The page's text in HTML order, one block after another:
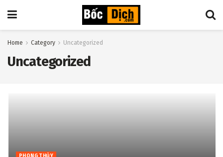
Home Category Uncategorized
Uncategorized